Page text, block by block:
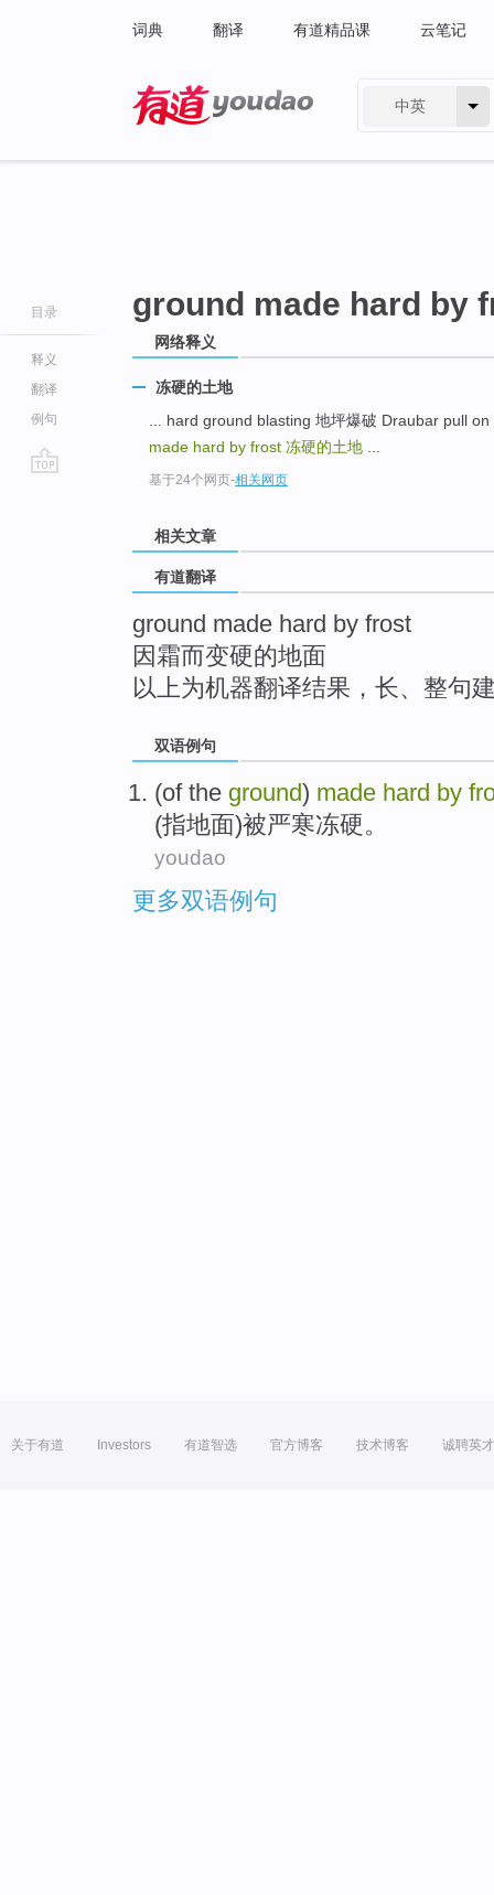
词典 翻译 有道精品课 云笔记
中英
目录
释义
翻译
例句
ground made hard by
网络释义
冻硬的土地
... hard ground blasting 地坪爆破 Draubar pull
made hard by frost 冻硬的土地
基于24个网页-相关网页
相关文章
有道翻译
ground made hard by frost
因霜而变硬的地面
以上为机器翻译结果，长、整句
双语例句
(of the ground) made hard by
(指地面)被严寒冻硬。
youdao
更多双语例句
关于有道 Investors 有道智选 官方博客 技术博客 诚聘英才